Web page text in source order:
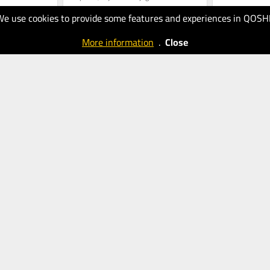
use cookies to provide some features and experiences in
More information . Close
que pululam na Saúde e que...
04.10.2025
Jornal SOL
compra de
27.09.2025